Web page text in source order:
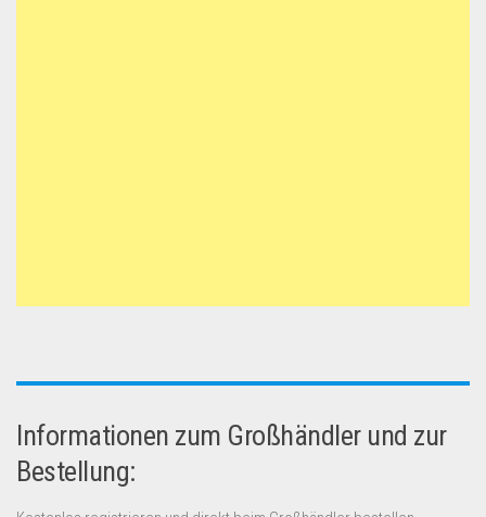
Informationen zum Großhändler und zur
Bestellung: